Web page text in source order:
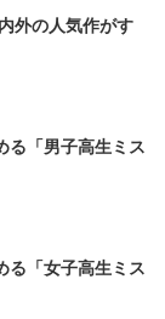
外の人気作がす
る「男子高生ミス
る「女子高生ミス